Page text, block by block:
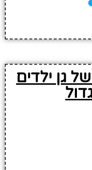
גן ילדים